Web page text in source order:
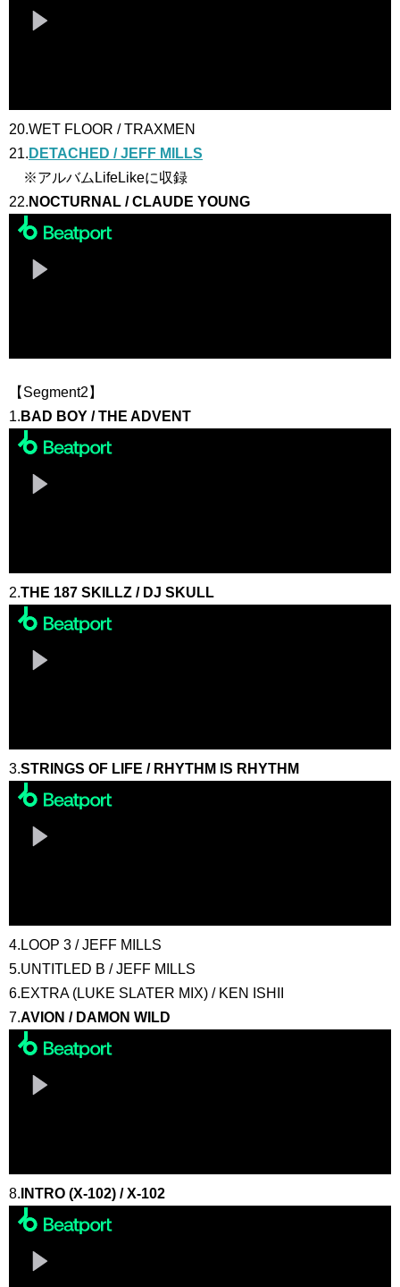
20.WET FLOOR / TRAXMEN
21. DETACHED / JEFF MILLS
※アルバムLifeLikeに収録
22. NOCTURNAL / CLAUDE YOUNG
【Segment2】
1. BAD BOY / THE ADVENT
2.THE 187 SKILLZ / DJ SKULL
3.STRINGS OF LIFE / RHYTHM IS RHYTHM
4.LOOP 3 / JEFF MILLS
5.UNTITLED B / JEFF MILLS
6.EXTRA (LUKE SLATER MIX) / KEN ISHII
7.AVION / DAMON WILD
8. INTRO (X-102) / X-102